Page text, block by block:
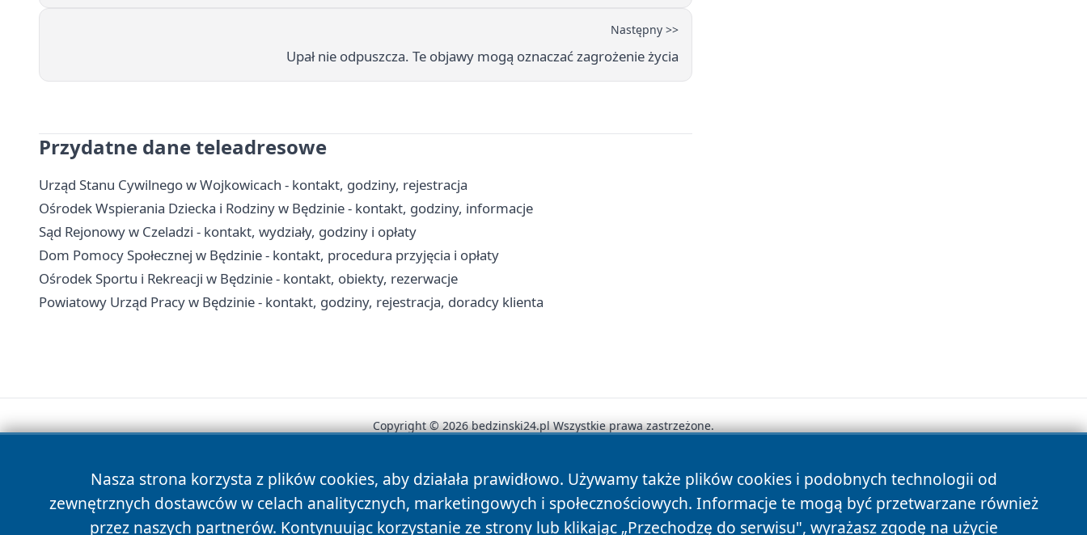
Następny >>
Upał nie odpuszcza. Te objawy mogą oznaczać zagrożenie życia
Przydatne dane teleadresowe
Urząd Stanu Cywilnego w Wojkowicach - kontakt, godziny, rejestracja
Ośrodek Wspierania Dziecka i Rodziny w Będzinie - kontakt, godziny, informacje
Sąd Rejonowy w Czeladzi - kontakt, wydziały, godziny i opłaty
Dom Pomocy Społecznej w Będzinie - kontakt, procedura przyjęcia i opłaty
Ośrodek Sportu i Rekreacji w Będzinie - kontakt, obiekty, rezerwacje
Powiatowy Urząd Pracy w Będzinie - kontakt, godziny, rejestracja, doradcy klienta
Nasza strona korzysta z plików cookies, aby działała prawidłowo. Używamy także plików cookies i podobnych technologii od
zewnętrznych dostawców w celach analitycznych, marketingowych i społecznościowych. Informacje te mogą być przetwarzane również
przez naszych partnerów. Kontynuując korzystanie ze strony lub klikając „Przechodzę do serwisu", wyrażasz zgodę na użycie
Copyright © 2026 bedzinski24.pl Wszystkie prawa zastrzeżone.
News Autorzy Polityka Prywatności Polityka Cookies